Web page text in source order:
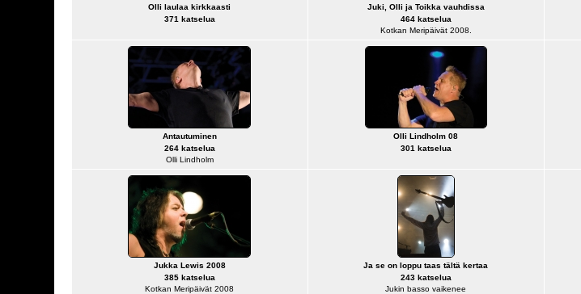
Olli laulaa kirkkaasti
371 katselua
Juki, Olli ja Toikka vauhdissa
464 katselua
Kotkan Meripäivät 2008.
Antautuminen
264 katselua
Olli Lindholm
Olli Lindholm 08
301 katselua
Jukka Lewis 2008
385 katselua
Kotkan Meripäivät 2008
Ja se on loppu taas tältä kertaa
243 katselua
Jukin basso vaikenee